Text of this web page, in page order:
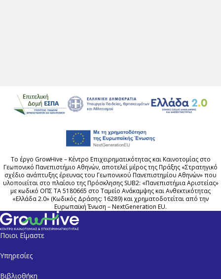
Το έργο GrowHive – Κέντρο Επιχειρηματικότητας και Καινοτομίας στο
Γεωπονικό Πανεπιστήμιο Αθηνών, αποτελεί μέρος της Πράξης «Στρατηγικό
σχέδιο ανάπτυξης έρευνας του Γεωπονικού Πανεπιστημίου Αθηνών» που
υλοποιείται στο πλαίσιο της Πρόσκλησης SUB2: «Πανεπιστήμια Αριστείας»
με κωδικό ΟΠΣ ΤΑ 5180665 στο Ταμείο Ανάκαμψης και Ανθεκτικότητας
«Ελλάδα 2.0» (Kωδικός Δράσης: 16289) και χρηματοδοτείται από την
Ευρωπαϊκή Ένωση – NextGeneration EU.
Ποιοι Είμαστε
Υπηρεσίες
Βιβλιοθήκη